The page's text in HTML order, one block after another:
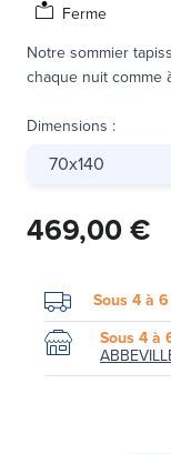
Ferme
Notre sommier
chaque nuit comme
Dimensions :
70x140
469,00 €
Sous 4 à
Sous 4 à